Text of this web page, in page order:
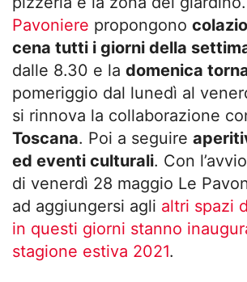
Pavoniere propongono
cena tutti i giorni della
dalle 8.30 e la domenica
pomeriggio dal lunedì al
si rinnova la collaborazione
Toscana. Poi a seguire
ed eventi culturali. Con
di venerdì 28 maggio Le
ad aggiungersi agli altri spazi
in questi giorni stanno
stagione estiva 2021.